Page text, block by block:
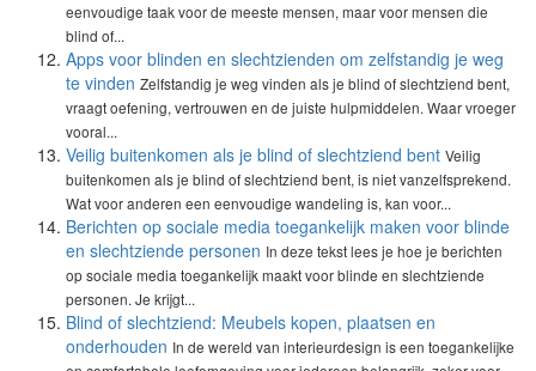
eenvoudige taak voor de meeste mensen, maar voor mensen die
blind of...
Apps voor blinden en slechtzienden om zelfstandig je weg
te vinden Zelfstandig je weg vinden als je blind of slechtziend bent,
vraagt oefening, vertrouwen en de juiste hulpmiddelen. Waar vroeger
vooral...
Veilig buitenkomen als je blind of slechtziend bent Veilig
buitenkomen als je blind of slechtziend bent, is niet vanzelfsprekend.
Wat voor anderen een eenvoudige wandeling is, kan voor...
Berichten op sociale media toegankelijk maken voor blinde
en slechtziende personen In deze tekst lees je hoe je berichten
op sociale media toegankelijk maakt voor blinde en slechtziende
personen. Je krijgt...
Blind of slechtziend: Meubels kopen, plaatsen en
onderhouden In de wereld van interieurdesign is een toegankelijke